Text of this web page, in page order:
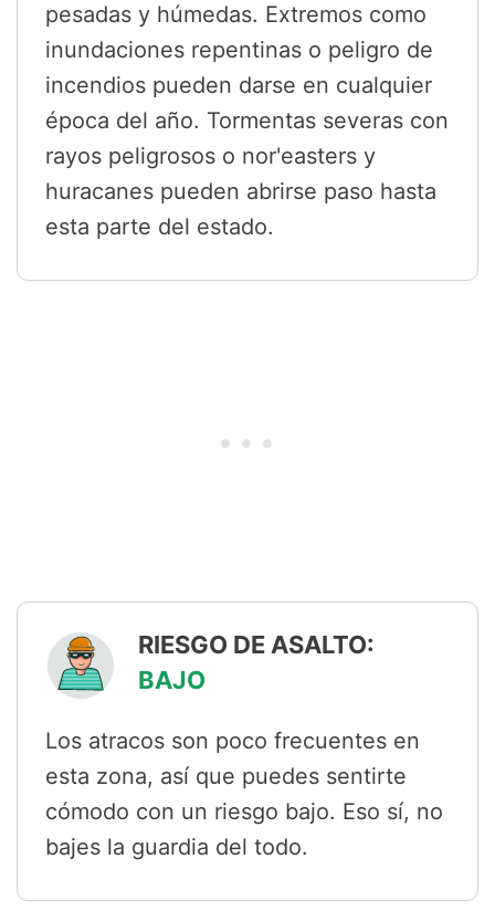
pesadas y húmedas. Extremos como
inundaciones repentinas o peligro de
incendios pueden darse en cualquier
época del año. Tormentas severas con
rayos peligrosos o nor'easters y
huracanes pueden abrirse paso hasta
esta parte del estado.
RIESGO DE ASALTO:
BAJO
Los atracos son poco frecuentes en
esta zona, así que puedes sentirte
cómodo con un riesgo bajo. Eso sí, no
bajes la guardia del todo.